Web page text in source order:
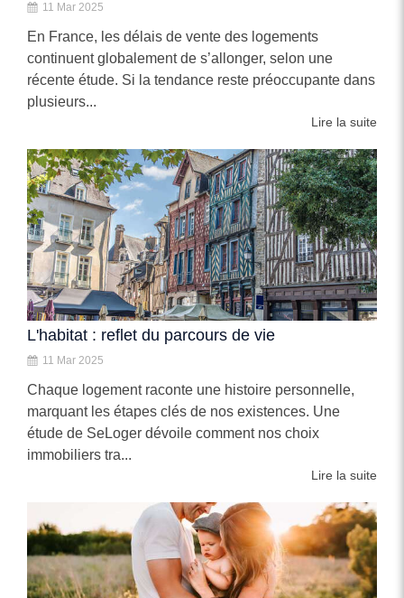
11 Mar 2025
En France, les délais de vente des logements
continuent globalement de s’allonger, selon une
récente étude. Si la tendance reste préoccupante dans
plusieurs...
Lire la suite
L'habitat : reflet du parcours de vie
11 Mar 2025
Chaque logement raconte une histoire personnelle,
marquant les étapes clés de nos existences. Une
étude de SeLoger dévoile comment nos choix
immobiliers tra...
Lire la suite